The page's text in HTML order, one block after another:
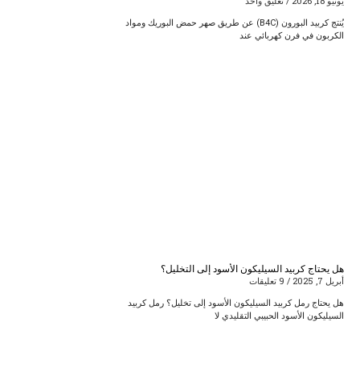
يُنتج كربيد البورون (B4C) عن طريق صهر حمض البوريك ومواد
الكربون في فرن كهربائي عند
هل يحتاج كربيد السيليكون الأسود إلى التخليل؟
أبريل 7, 2025
هل يحتاج رمل كربيد السيليكون الأسود إلى تخليل؟ رمل كربيد
السيليكون الأسود الحبيبي التقليدي لا